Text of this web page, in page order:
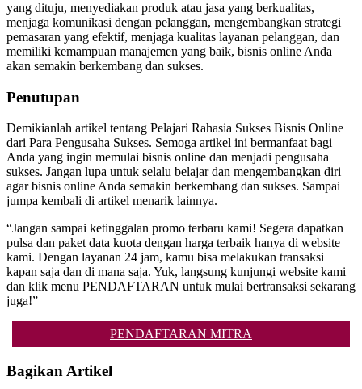
yang dituju, menyediakan produk atau jasa yang berkualitas,
menjaga komunikasi dengan pelanggan, mengembangkan strategi
pemasaran yang efektif, menjaga kualitas layanan pelanggan, dan
memiliki kemampuan manajemen yang baik, bisnis online Anda
akan semakin berkembang dan sukses.
Penutupan
Demikianlah artikel tentang Pelajari Rahasia Sukses Bisnis Online
dari Para Pengusaha Sukses. Semoga artikel ini bermanfaat bagi
Anda yang ingin memulai bisnis online dan menjadi pengusaha
sukses. Jangan lupa untuk selalu belajar dan mengembangkan diri
agar bisnis online Anda semakin berkembang dan sukses. Sampai
jumpa kembali di artikel menarik lainnya.
“Jangan sampai ketinggalan promo terbaru kami! Segera dapatkan
pulsa dan paket data kuota dengan harga terbaik hanya di website
kami. Dengan layanan 24 jam, kamu bisa melakukan transaksi
kapan saja dan di mana saja. Yuk, langsung kunjungi website kami
dan klik menu PENDAFTARAN untuk mulai bertransaksi sekarang
juga!”
PENDAFTARAN MITRA
Bagikan Artikel